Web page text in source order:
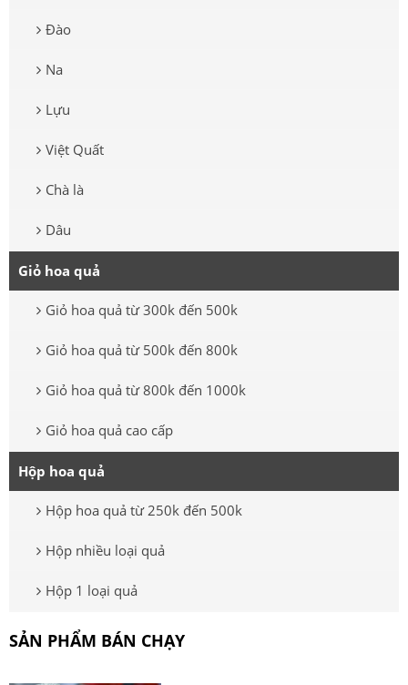
Đào
Na
Lựu
Việt Quất
Chà là
Dâu
Giỏ hoa quả
Giỏ hoa quả từ 300k đến 500k
Giỏ hoa quả từ 500k đến 800k
Giỏ hoa quả từ 800k đến 1000k
Giỏ hoa quả cao cấp
Hộp hoa quả
Hộp hoa quả từ 250k đến 500k
Hộp nhiều loại quả
Hộp 1 loại quả
SẢN PHẨM BÁN CHẠY